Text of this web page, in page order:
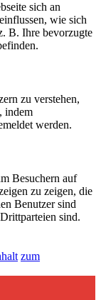
sich an
wie sich
B. Ihre bevorzugte
zu verstehen,
indem
werden.
Besuchern auf
zu zeigen, die
Benutzer sind
sind.
zum